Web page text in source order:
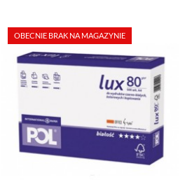
OBECNIE BRAK NA MAGAZYNIE